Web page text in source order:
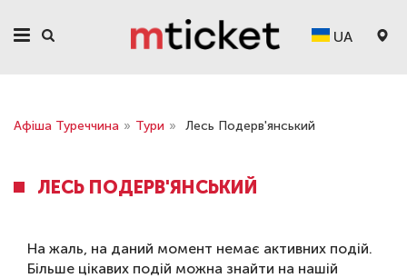
UA
Афіша Туреччина » Тури » Лесь Подерв'янський
ЛЕСЬ ПОДЕРВ'ЯНСЬКИЙ
На жаль, на даний момент немає активних подій.
Більше цікавих подій можна знайти на нашій